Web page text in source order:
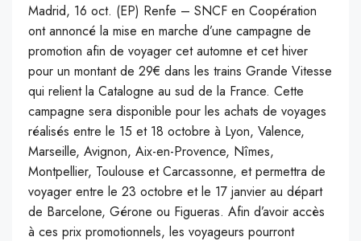
Madrid, 16 oct. (EP) Renfe – SNCF en Coopération
ont annoncé la mise en marche d’une campagne de
promotion afin de voyager cet automne et cet hiver
pour un montant de 29€ dans les trains Grande Vitesse
qui relient la Catalogne au sud de la France. Cette
campagne sera disponible pour les achats de voyages
réalisés entre le 15 et 18 octobre à Lyon, Valence,
Marseille, Avignon, Aix-en-Provence, Nîmes,
Montpellier, Toulouse et Carcassonne, et permettra de
voyager entre le 23 octobre et le 17 janvier au départ
de Barcelone, Gérone ou Figueras. Afin d’avoir accès
à ces prix promotionnels, les voyageurs pourront